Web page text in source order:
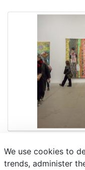
We use cookies to
trends, administer